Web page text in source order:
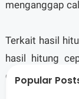
menganggap
Terkait hasil
hasil hitung
count nantinya.
Popular